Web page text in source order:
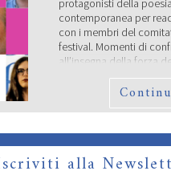
protagonisti della
contemporanea per
con i membri del
festival. Momenti di
all’insegna della forza
e della sua
oggi. Lunedì 16
protagonisti di
SABATO 14
CAMBIO
alla